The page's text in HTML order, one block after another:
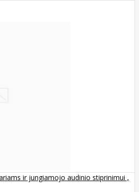
ir jungiamojo audinio stiprinimui ,